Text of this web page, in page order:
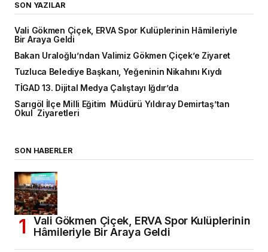
SON YAZILAR
Vali Gökmen Çiçek, ERVA Spor Kulüplerinin Hâmileriyle
Bir Araya Geldi
Bakan Uraloğlu’ndan Valimiz Gökmen Çiçek’e Ziyaret
Tuzluca Belediye Başkanı, Yeğeninin Nikahını Kıydı
TİGAD 13. Dijital Medya Çalıştayı Iğdır’da
Sarıgöl İlçe Milli Eğitim Müdürü Yıldıray Demirtaş’tan
Okul Ziyaretleri
SON HABERLER
Vali Gökmen Çiçek, ERVA Spor Kulüplerinin
Hâmileriyle Bir Araya Geldi